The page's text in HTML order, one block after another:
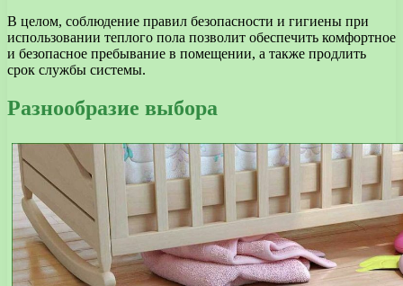
В целом, соблюдение правил безопасности и гигиены при
использовании теплого пола позволит обеспечить комфортное
и безопасное пребывание в помещении, а также продлить
срок службы системы.
Разнообразие выбора